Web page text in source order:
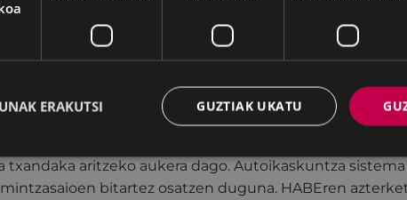
2024-2025 ikasturterako matrikula epea zabalik
matrikula egiteko epea zabalik egongo da
txandaka aritzeko aukera dago. Autoikaskuntza
bitartez osatzen duguna. HABEren
GUZTIAK UKATU
ERAKUTSI